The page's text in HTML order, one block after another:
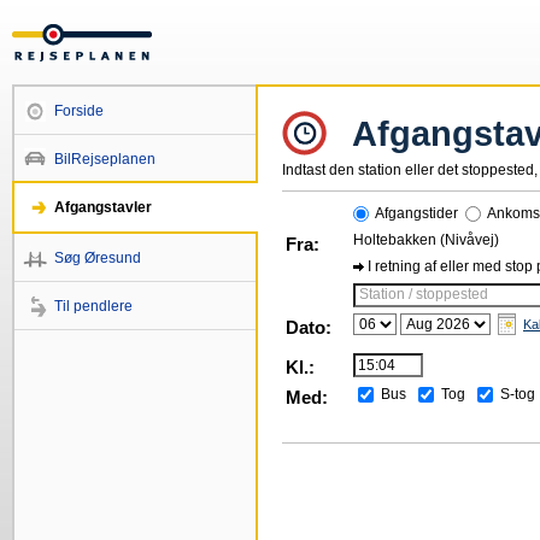
Forside
BilRejseplanen
Afgangstavler
Søg Øresund
Til pendlere
Indtast den station eller det
Afgangstider
Fra:
Holtebakken (Nivåvej)
I retning af eller med stop
Station / stoppested
Dato:
Kl.:
Med:
Bus Tog S-tog